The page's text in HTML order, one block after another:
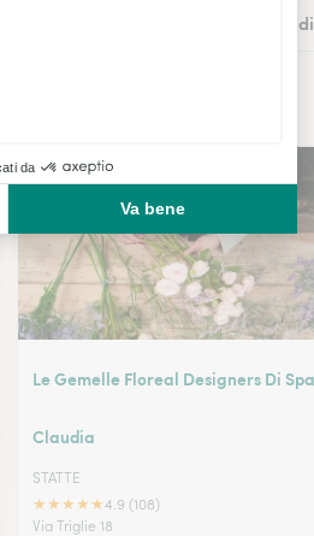
Fioristi a
Le Gemelle Floreal Designers Di
Claudia
STATTE
★★★★★4.9 (108)
Via Triglie 18